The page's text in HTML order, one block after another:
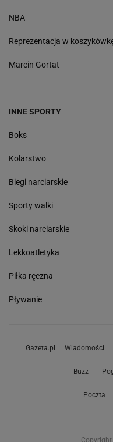
NBA
Reprezentacja w
Marcin Gortat
INNE SPORTY
Boks
Kolarstwo
Biegi narciarskie
Sporty walki
Skoki narciarskie
Lekkoatletyka
Piłka ręczna
Pływanie
Gazeta.pl Wiadomości
Buzz
Poczta
Copyright